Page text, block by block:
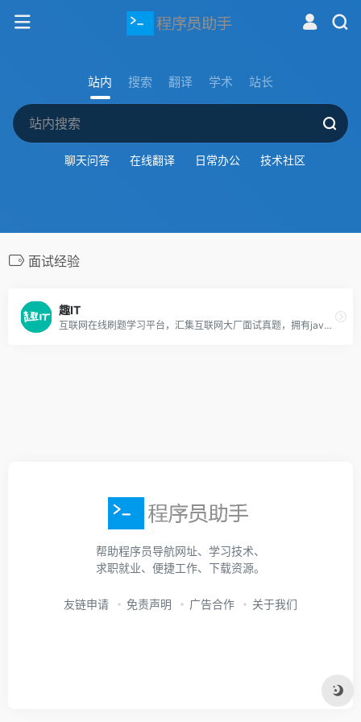
站内 搜索 翻译 学术 站长
聊天问答 在线翻译 日常办公 技术社区
面试经验
趣IT
互联网在线刷题学习平台，汇集互联网大厂面试真题，拥有java、C++、Python、前端、产品经理、软件测试、新媒体运营等多个热门IT岗位面试笔试题库，提供能力测评、面试刷题、笔试刷题、程序员刷题、面试经验分享、IT技术交流、实习内推等服务。
帮助程序员导航网址、学习技术、
求职就业、便捷工作、下载资源。
友链申请 免责声明 广告合作 关于我们